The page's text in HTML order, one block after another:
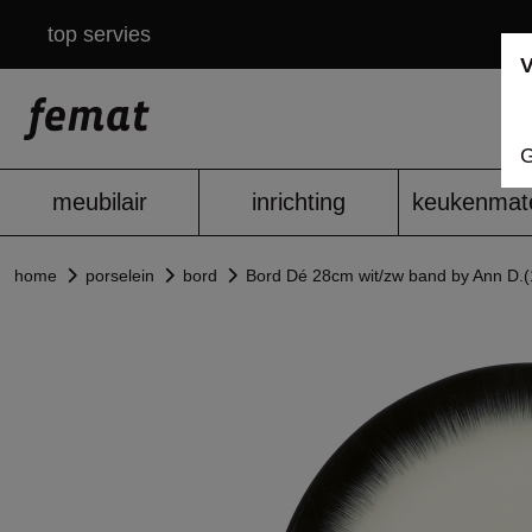
top servies
meubilair inrichting
home porselein bord Bord Dé 28cm wit/zw band by Ann